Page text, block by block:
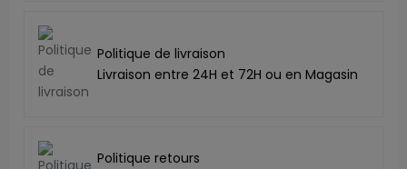
Politique de livraison
Livraison entre 24H et 72H ou en Magasin
Politique retours